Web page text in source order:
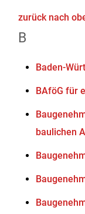
zurück nach
B
Baden-
BAföG für
baulichen